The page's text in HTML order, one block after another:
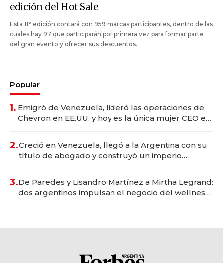
edición del Hot Sale
Esta 11° edición contará con 959 marcas participantes, dentro de las
cuales hay 97 que participarán por primera vez para formar parte
del gran evento y ofrecer sus descuentos.
Popular
1. Emigró de Venezuela, lideró las operaciones de
Chevron en EE.UU. y hoy es la única mujer CEO en
2.Creció en Venezuela, llegó a la Argentina con su
título de abogado y construyó un imperio
3.De Paredes y Lisandro Martínez a Mirtha Legrand:
dos argentinos impulsan el negocio del wellness